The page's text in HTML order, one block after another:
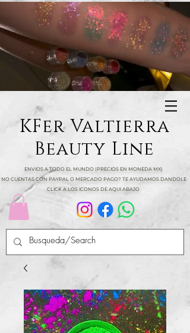
KFer Valtierra
Beauty Line
ENVIOS A TODO EL MUNDO (PRECIOS EN MONEDA MX)
NO CUENTAS CON PAYPAL O MERCADO PAGO? TE AYUDAMOS DANDOLE
CLICK A LOS ICONOS DE AQUI ABAJO